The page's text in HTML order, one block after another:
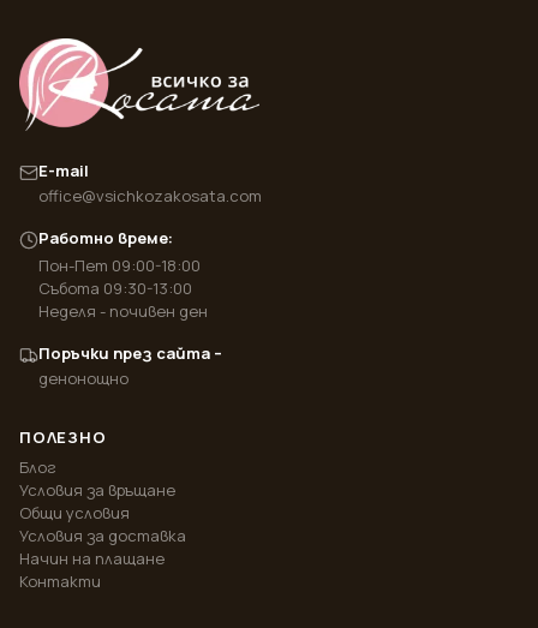
E-mail
office@vsichkozakosata.com
Работно време:
Пон-Пет 09:00-18:00
Събота 09:30-13:00
Неделя - почивен ден
Поръчки през сайта –
денонощно
ПОЛЕЗНО
Блог
Условия за връщане
Общи условия
Условия за доставка
Начин на плащане
Контакти